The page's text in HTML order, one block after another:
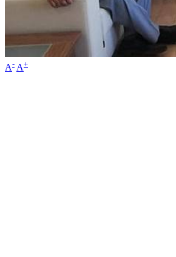
A- A+